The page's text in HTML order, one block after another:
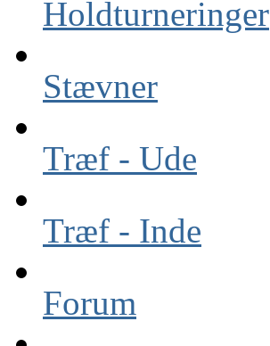
Holdturneringer
Stævner
Træf - Ude
Træf - Inde
Forum